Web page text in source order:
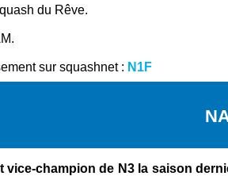
du Rêve.
sur squashnet : N1F
vice-champion de N3 la saison